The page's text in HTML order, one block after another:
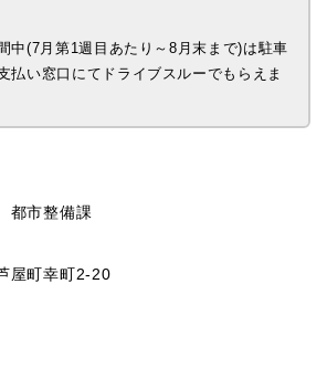
中(7月第1週目あたり～8月末まで)は駐車
払い窓口にてドライブスルーでもらえま
都市整備課
屋町幸町2-20